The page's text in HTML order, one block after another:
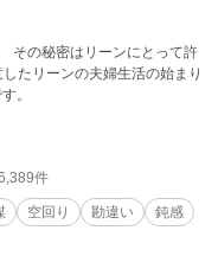
その秘密はリーンにとって許
たリーンの夫婦生活の始まり
。
件
空回り 勘違い
鈍感